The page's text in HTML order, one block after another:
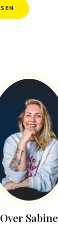
Over Sabine